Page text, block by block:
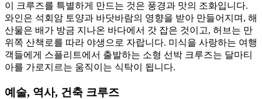
이 크루즈를 특별하게 만드는 것은 풍경과 맛의 조화입니다.
와인은 석회암 토양과 바닷바람의 영향을 받아 만들어지며, 해
산물은 배가 방금 지나온 바다에서 갓 잡은 것이고, 허브는 만
위쪽 산책로를 따라 야생으로 자랍니다. 미식을 사랑하는 여행
객들에게 스플리트에서 출발하는 소형 선박 크루즈는 달마티
아를 가로지르는 움직이는 식탁이 됩니다.
예술, 역사, 건축 크루즈